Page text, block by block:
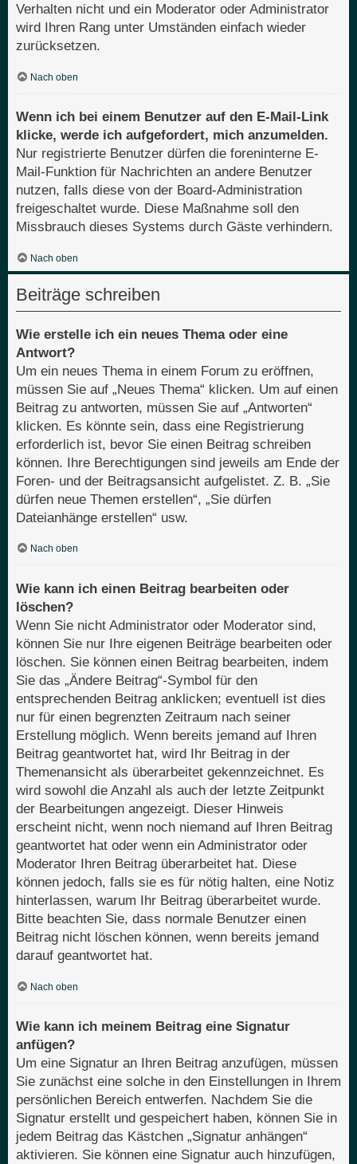
Verhalten nicht und ein Moderator oder Administrator
wird Ihren Rang unter Umständen einfach wieder
zurücksetzen.
Nach oben
Wenn ich bei einem Benutzer auf den E-Mail-Link
klicke, werde ich aufgefordert, mich anzumelden.
Nur registrierte Benutzer dürfen die foreninterne E-
Mail-Funktion für Nachrichten an andere Benutzer
nutzen, falls diese von der Board-Administration
freigeschaltet wurde. Diese Maßnahme soll den
Missbrauch dieses Systems durch Gäste verhindern.
Nach oben
Beiträge schreiben
Wie erstelle ich ein neues Thema oder eine
Antwort?
Um ein neues Thema in einem Forum zu eröffnen,
müssen Sie auf „Neues Thema“ klicken. Um auf einen
Beitrag zu antworten, müssen Sie auf „Antworten“
klicken. Es könnte sein, dass eine Registrierung
erforderlich ist, bevor Sie einen Beitrag schreiben
können. Ihre Berechtigungen sind jeweils am Ende der
Foren- und der Beitragsansicht aufgelistet. Z. B. „Sie
dürfen neue Themen erstellen“, „Sie dürfen
Dateianhänge erstellen“ usw.
Nach oben
Wie kann ich einen Beitrag bearbeiten oder
löschen?
Wenn Sie nicht Administrator oder Moderator sind,
können Sie nur Ihre eigenen Beiträge bearbeiten oder
löschen. Sie können einen Beitrag bearbeiten, indem
Sie das „Ändere Beitrag“-Symbol für den
entsprechenden Beitrag anklicken; eventuell ist dies
nur für einen begrenzten Zeitraum nach seiner
Erstellung möglich. Wenn bereits jemand auf Ihren
Beitrag geantwortet hat, wird Ihr Beitrag in der
Themenansicht als überarbeitet gekennzeichnet. Es
wird sowohl die Anzahl als auch der letzte Zeitpunkt
der Bearbeitungen angezeigt. Dieser Hinweis
erscheint nicht, wenn noch niemand auf Ihren Beitrag
geantwortet hat oder wenn ein Administrator oder
Moderator Ihren Beitrag überarbeitet hat. Diese
können jedoch, falls sie es für nötig halten, eine Notiz
hinterlassen, warum Ihr Beitrag überarbeitet wurde.
Bitte beachten Sie, dass normale Benutzer einen
Beitrag nicht löschen können, wenn bereits jemand
darauf geantwortet hat.
Nach oben
Wie kann ich meinem Beitrag eine Signatur
anfügen?
Um eine Signatur an Ihren Beitrag anzufügen, müssen
Sie zunächst eine solche in den Einstellungen in Ihrem
persönlichen Bereich entwerfen. Nachdem Sie die
Signatur erstellt und gespeichert haben, können Sie in
jedem Beitrag das Kästchen „Signatur anhängen“
aktivieren. Sie können eine Signatur auch hinzufügen,